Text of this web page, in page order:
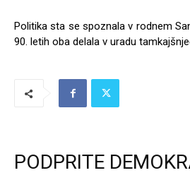
Politika sta se spoznala v rodnem
90. letih oba delala v uradu
PODPRITE